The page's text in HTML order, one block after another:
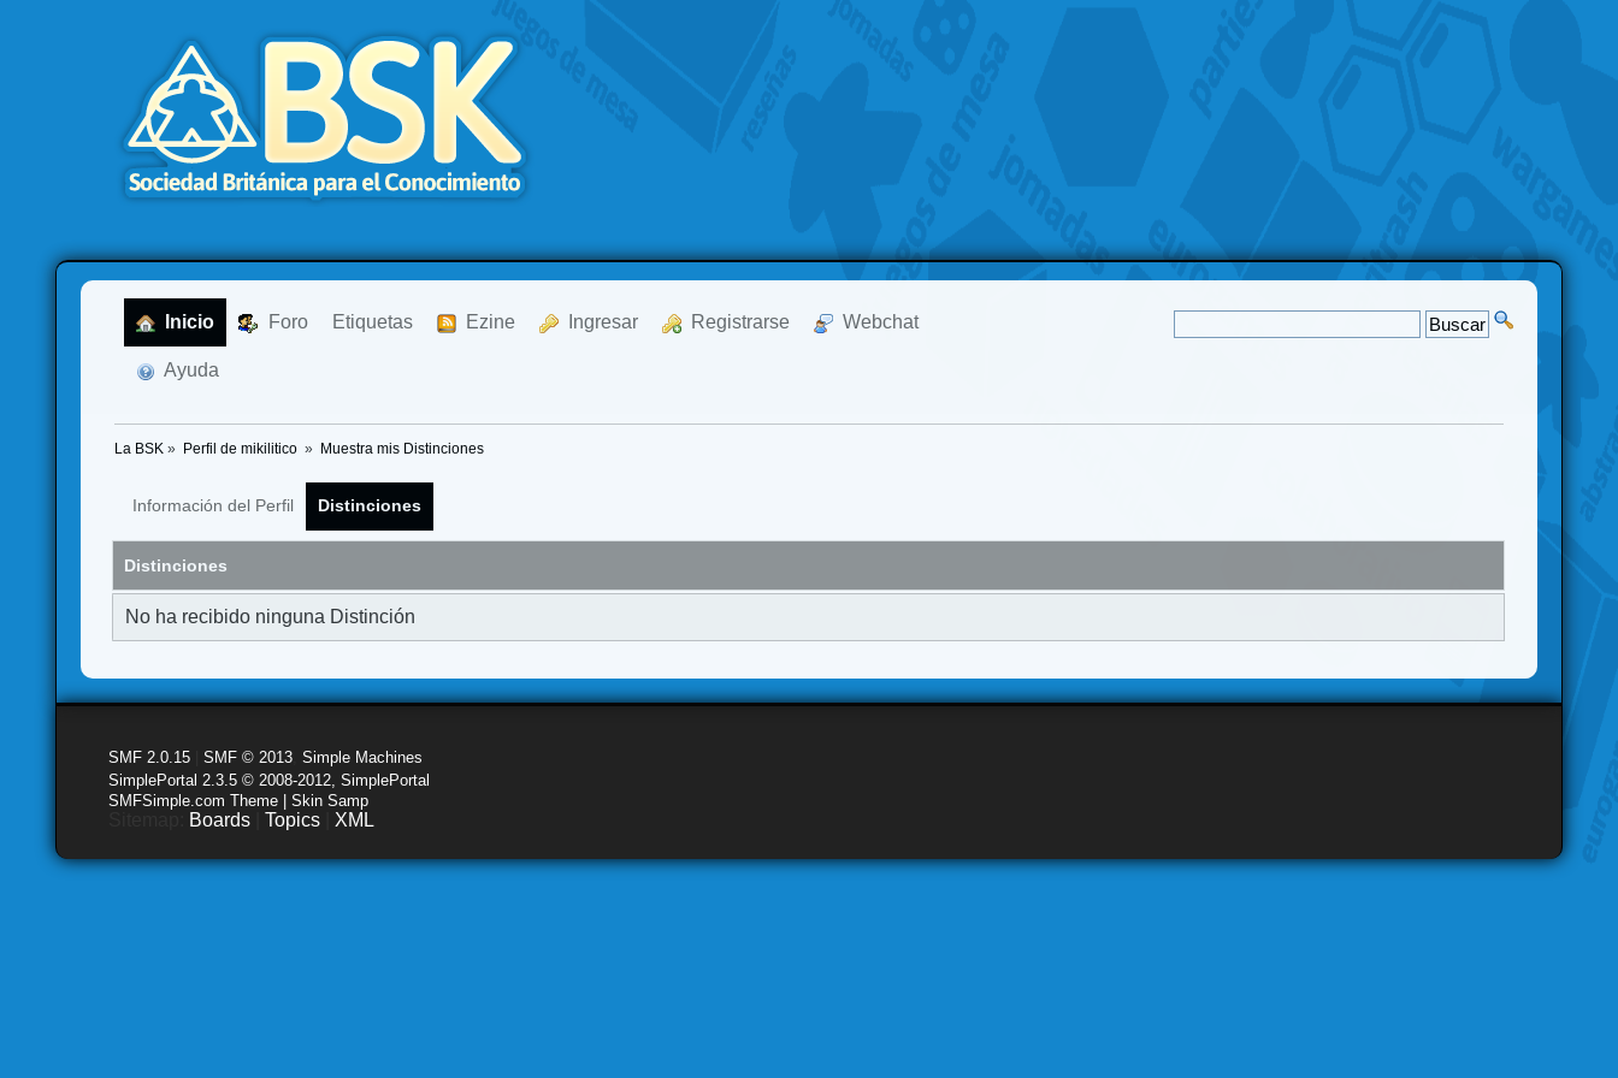
Inicio Foro Etiquetas Ezine Ingresar Registrarse Webchat
Ayuda
La BSK » Perfil de mikilitico » Muestra mis Distinciones
Información del Perfil Distinciones
Distinciones
No ha recibido ninguna Distinción
SMF 2.0.15 |SMF © 2013 ,Simple Machines
SimplePortal 2.3.5 © 2008-2012, SimplePortal
SMFSimple.com Theme | Skin Samp
Boards |Topics XML